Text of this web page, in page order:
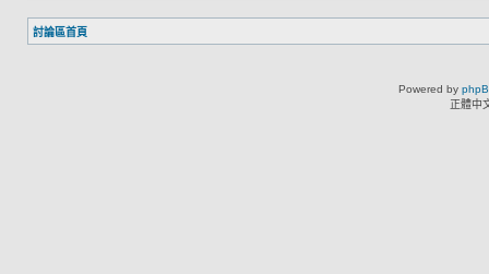
討論區首頁
Powered by
正體中